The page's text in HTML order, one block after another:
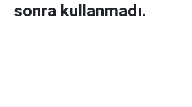
sonra kullanmadı.